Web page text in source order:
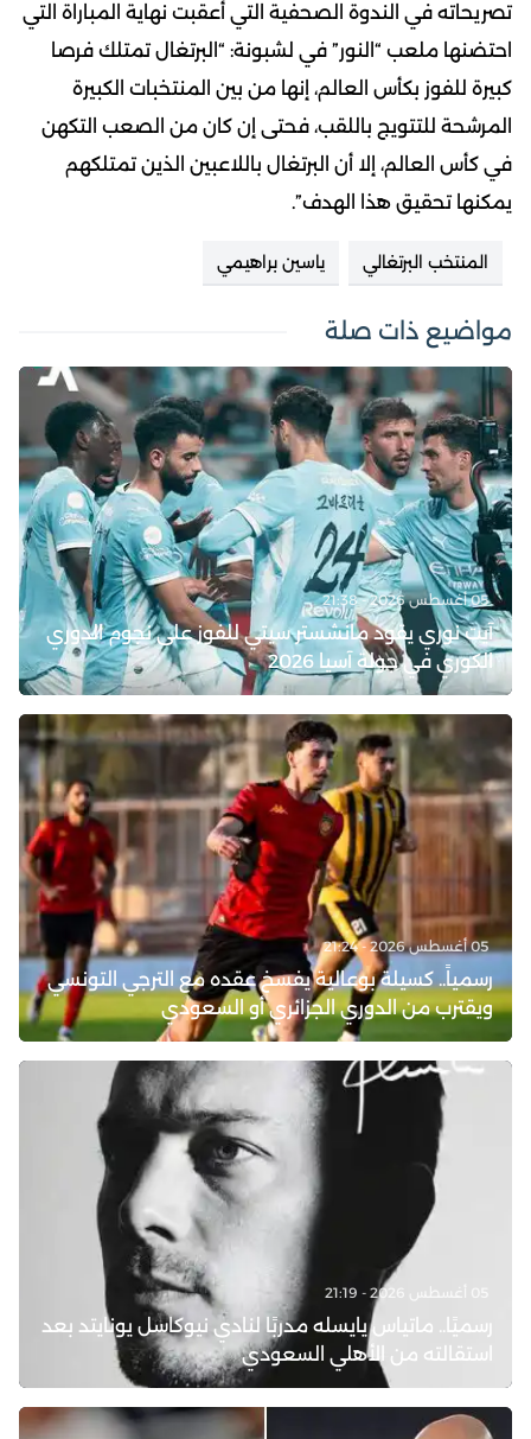
تصريحاته في الندوة الصحفية التي أعقبت نهاية المباراة التي
احتضنها ملعب “النور” في لشبونة: “البرتغال تمتلك فرصا
كبيرة للفوز بكأس العالم، إنها من بين المنتخبات الكبيرة
المرشحة للتتويج باللقب، فحتى إن كان من الصعب التكهن
في كأس العالم، إلا أن البرتغال باللاعبين الذين تمتلكهم
يمكنها تحقيق هذا الهدف”.
المنتخب البرتغالي ياسين براهيمي
مواضيع ذات صلة
05 أغسطس 2026 - 21:38
آيت نوري يقود مانشستر سيتي للفوز على نجوم الدوري
الكوري في جولة آسيا 2026
05 أغسطس 2026 - 21:24
رسمياً.. كسيلة بوعالية يفسخ عقده مع الترجي التونسي
ويقترب من الدوري الجزائري أو السعودي
رسميًا.. ماتياس يايسله مدربًا لنادي نيوكاسل يونايتد بعد
استقالته من الأهلي السعودي